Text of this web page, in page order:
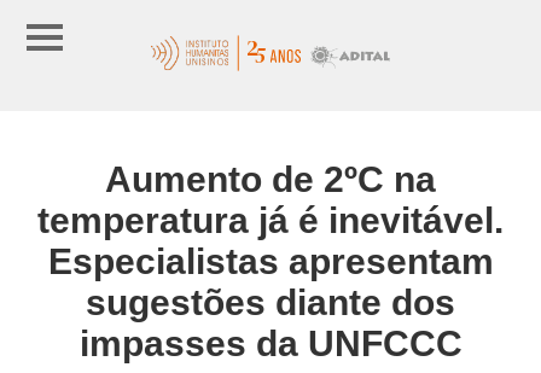
Aumento de 2ºC na
temperatura já é inevitável.
Especialistas apresentam
sugestões diante dos
impasses da UNFCCC